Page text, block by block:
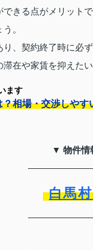
できる点がメリット
。
、契約終了時に必
在や家賃を抑えた
ます
相場・交渉しやす
▼ 物件情
白馬